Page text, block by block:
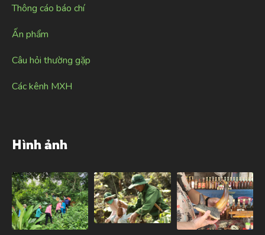
Thông cáo báo chí
Ấn phẩm
Câu hỏi thường gặp
Các kênh MXH
Hình ảnh